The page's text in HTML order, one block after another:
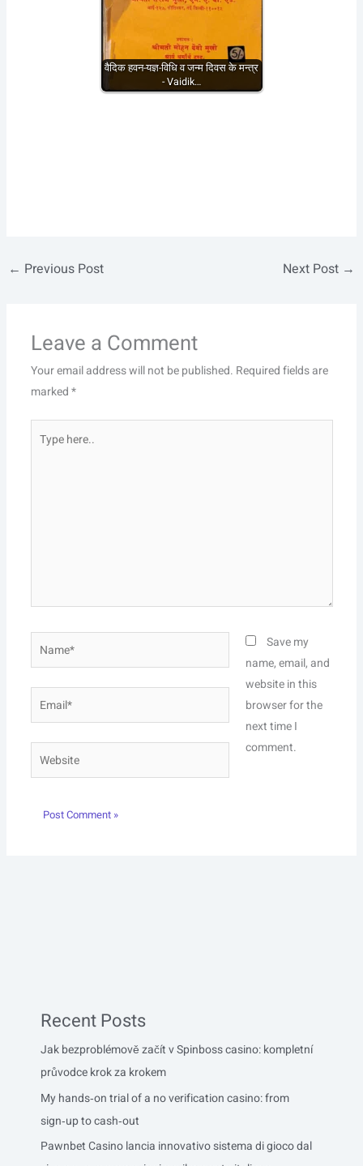
वैदिक हवन-यज्ञ-विधि व जन्म दिवस के मन्त्र
- Vaidik…
← Previous Post Next Post →
Leave a Comment
Your email address will not be published. Required fields are
marked*
here..
Name*
Email*
Website
Save my
name, email, and
website in this
browser for the
next time I
comment.
Recent Posts
Jak bezproblémově začít v Spinboss casino: kompletní
průvodce krok za krokem
My hands‑on trial of a no verification casino: from
sign‑up to cash‑out
Pawnbet Casino lancia innovativo sistema di gioco dal